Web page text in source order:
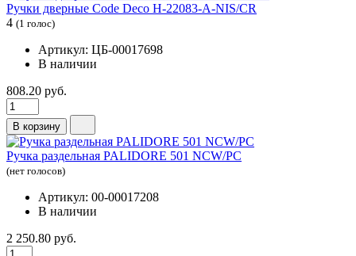
Ручки дверные Code Deco H-22083-A-NIS/CR
4 (1 голос)
Артикул: ЦБ-00017698
В наличии
808.20 руб.
В корзину
Ручка раздельная PALIDORE 501 NCW/PC
(нет голосов)
Артикул: 00-00017208
В наличии
2 250.80 руб.